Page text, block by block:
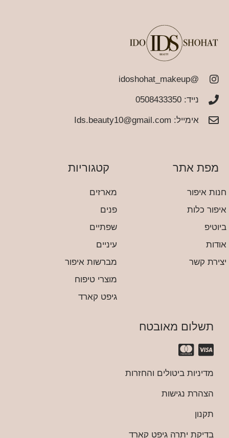
@idoshohat_makeup
נייד: 0508433350
אימייל: Ids.beauty10@gmail.com
מפת אתר
חנות איפור
איפור כלות
ביוטיפ
אודות
יצירת קשר
קטגוריות
מארזים
פנים
שפתיים
עיניים
מברשות איפור
מוצרי טיפוח
גיפט קארד
תשלום מאובטח
מדיניות ביטולים והחזרות
הצהרת נגישות
תקנון
בדיקת יתרה גיפט קארד